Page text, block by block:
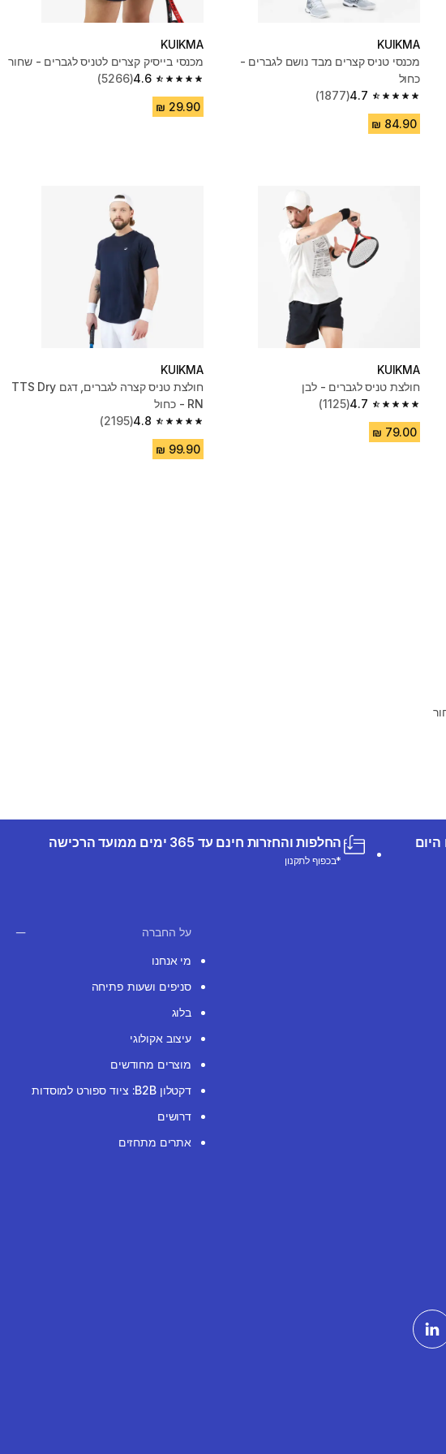
KUIKMA
מכנסי טניס קצרים מבד נושם לגברים -
כחול
4.7
4.7 out of 5 stars from 1877 reviews
(1877)
KUIKMA
מכנסי בייסיק קצרים לטניס לגברים - שחור
4.6
4.6 out of 5 stars from 5266 reviews
(5266)
KUIKMA
חולצת טניס לגברים - לבן
4.7
4.7 out of 5 stars from 1125 reviews
(1125)
KUIKMA
חולצת טניס קצרה לגברים, דגם TTS Dry
RN - כחול
4.8
4.8 out of 5 stars from 2195 reviews
(2195)
החלפות והחזרות חינם עד 365 ימים ממועד הרכישה
*בכפוף לתקנון
על החברה
מי אנחנו
סניפים ושעות פתיחה
בלוג
עיצוב אקולוגי
מוצרים מחודשים
דקטלון B2B: ציוד ספורט למוסדות
דרושים
אתרים מתחזים